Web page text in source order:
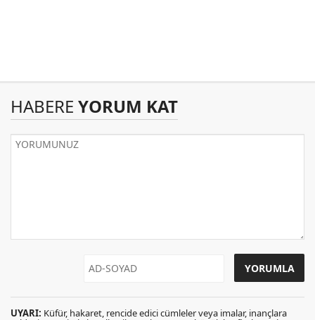
HABERE YORUM KAT
UYARI: Küfür, hakaret, rencide edici cümleler veya imalar, inançlara